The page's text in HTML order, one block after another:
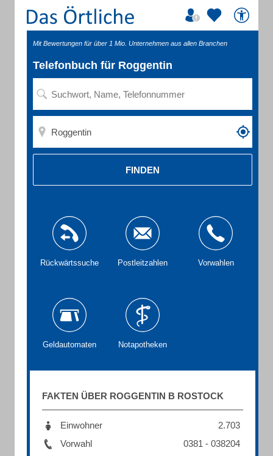
Mit Bewertungen für über 1 Mio. Unternehmen aus allen Branchen
Telefonbuch für Roggentin
FINDEN
Rückwärtssuche Postleitzahlen Vorwahlen
Geldautomaten Notapotheken
FAKTEN ÜBER ROGGENTIN B ROSTOCK
Einwohner
2.703
Vorwahl
0381 - 038204